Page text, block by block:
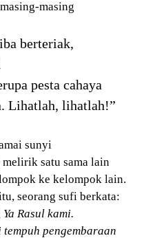
masing
berteriak,
pesta cahaya
Lihatlah, lihatlah!”
sunyi
satu sama lain
ke kelompok lain.
seorang sufi berkata:
Ya Rasul kami.
pengembaraan